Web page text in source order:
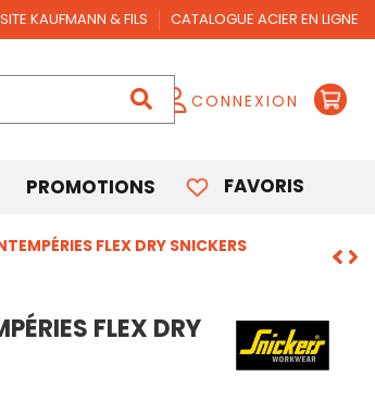
SITE KAUFMANN & FILS CATALOGUE ACIER EN LIGNE
CONNEXION
FAVORIS
PROMOTIONS
FLEX DRY SNICKERS
FLEX DRY